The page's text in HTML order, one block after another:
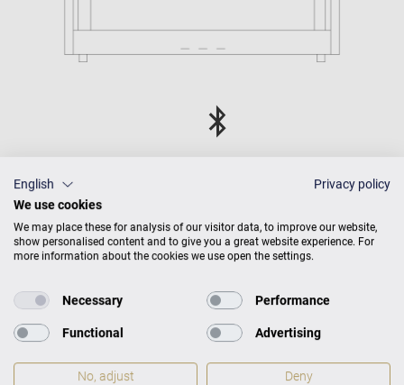
optional
English
Privacy policy
We use cookies
We may place these for analysis of our visitor data, to improve our website,
show personalised content and to give you a great website experience. For
more information about the cookies we use open the settings.
Necessary Performance
Functional Advertising
No, adjust Deny